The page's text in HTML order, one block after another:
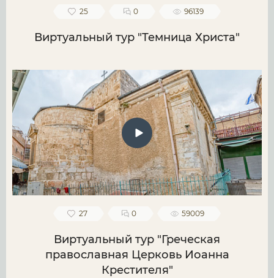
25 0 96139
Виртуальный тур "Темница Христа"
27 0 59009
Виртуальный тур "Греческая
православная Церковь Иоанна
Крестителя"